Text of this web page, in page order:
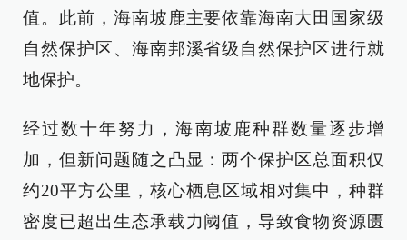
值。此前，海南坡鹿主要依靠海南大田国家级
自然保护区、海南邦溪省级自然保护区进行就
地保护。
经过数十年努力，海南坡鹿种群数量逐步增
加，但新问题随之凸显：两个保护区总面积仅
约20平方公里，核心栖息区域相对集中，种群
密度已超出生态承载力阈值，导致食物资源匮